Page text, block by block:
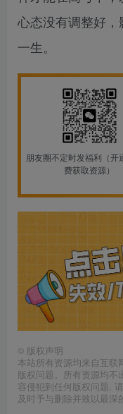
心态没有调整好
一生。
朋友圈不定时发福利（开
费获取资源）
© 版权声明
本站所有资源均来自互联
版权问题。所有资源均不
容侵犯到任何版权问题,
及时予与删除并致以最深